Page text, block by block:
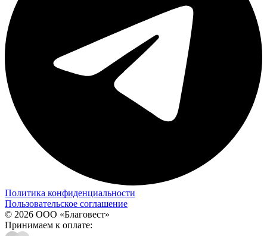
Политика конфиденциальности
Пользовательское соглашение
© 2026 ООО «Благовест»
Принимаем к оплате: